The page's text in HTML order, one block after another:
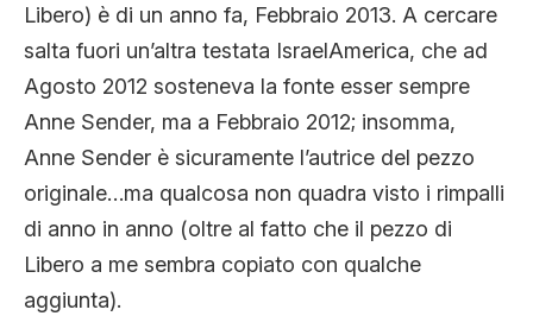
Libero) è di un anno fa, Febbraio 2013. A cercare
salta fuori un’altra testata IsraelAmerica, che ad
Agosto 2012 sosteneva la fonte esser sempre
Anne Sender, ma a Febbraio 2012; insomma,
Anne Sender è sicuramente l’autrice del pezzo
originale…ma qualcosa non quadra visto i rimpalli
di anno in anno (oltre al fatto che il pezzo di
Libero a me sembra copiato con qualche
aggiunta).